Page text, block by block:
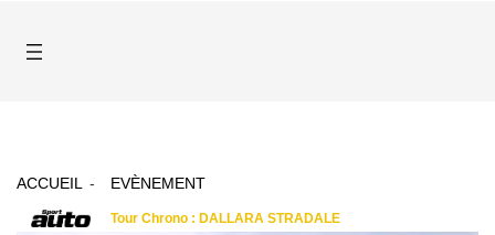
ACCUEIL EVÈNEMENT